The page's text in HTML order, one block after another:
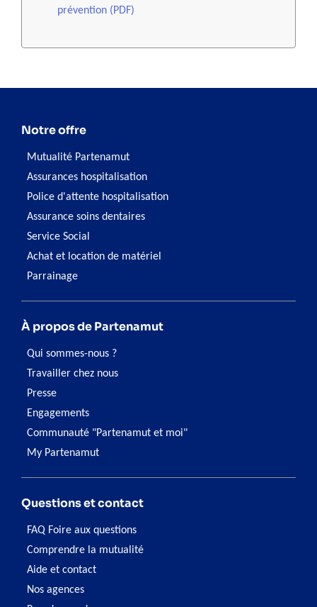
prévention (PDF)
Notre offre
Mutualité Partenamut
Assurances hospitalisation
Police d'attente hospitalisation
Assurance soins dentaires
Service Social
Achat et location de matériel
Parrainage
À propos de Partenamut
Qui sommes-nous ?
Travailler chez nous
Presse
Engagements
Communauté "Partenamut et moi"
My Partenamut
Questions et contact
FAQ Foire aux questions
Comprendre la mutualité
Aide et contact
Nos agences